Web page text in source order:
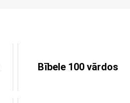
Bībele 100 vārdos